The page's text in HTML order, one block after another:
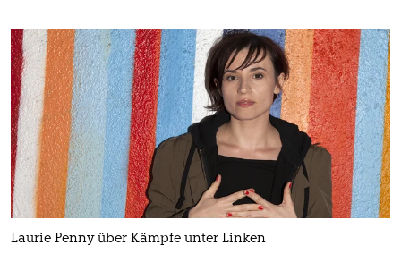
Laurie Penny über Kämpfe unter Linken